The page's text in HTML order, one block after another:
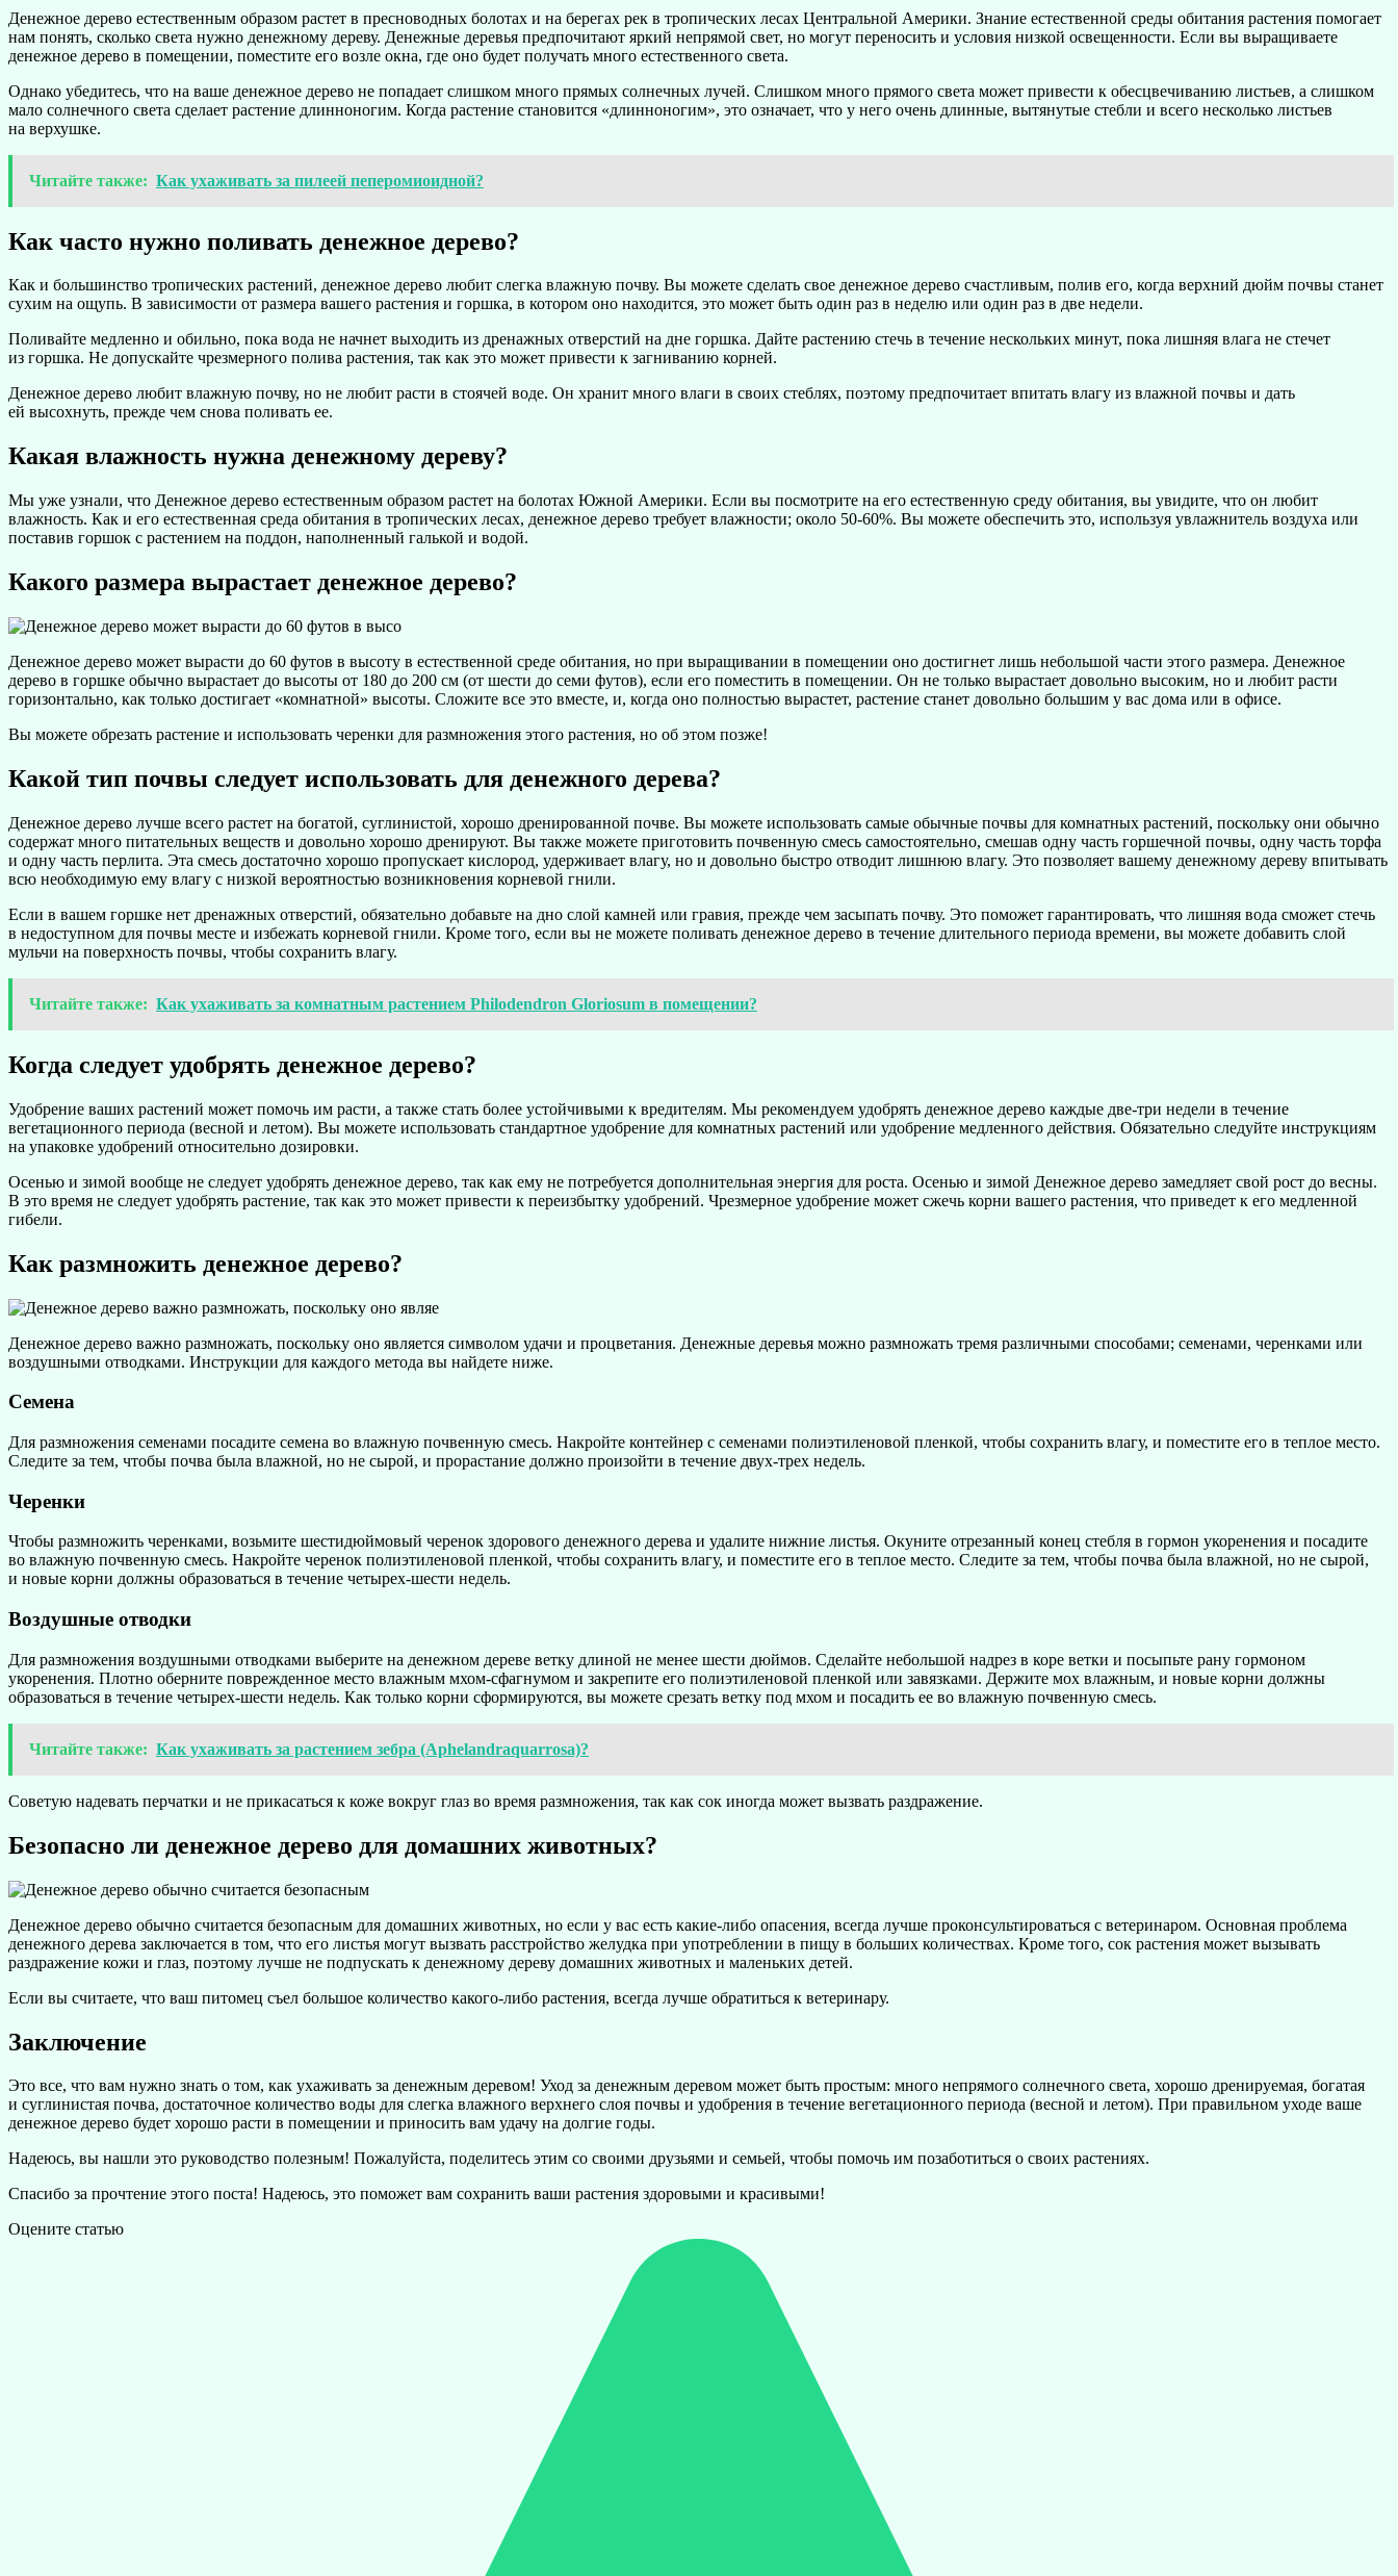
Денежное дерево естественным образом растет в пресноводных болотах и ​​на берегах рек в тропических лесах Центральной Америки. Знание естественной среды обитания растения помогает
нам понять, сколько света нужно денежному дереву. Денежные деревья предпочитают яркий непрямой свет, но могут переносить и условия низкой освещенности. Если вы выращиваете
денежное дерево в помещении, поместите его возле окна, где оно будет получать много естественного света.
Однако убедитесь, что на ваше денежное дерево не попадает слишком много прямых солнечных лучей. Слишком много прямого света может привести к обесцвечиванию листьев, а слишком
мало солнечного света сделает растение длинноногим. Когда растение становится «длинноногим», это означает, что у него очень длинные, вытянутые стебли и всего несколько листьев
на верхушке.
Читайте также: Как ухаживать за пилеей пеперомиоидной?
Как часто нужно поливать денежное дерево?
Как и большинство тропических растений, денежное дерево любит слегка влажную почву. Вы можете сделать свое денежное дерево счастливым, полив его, когда верхний дюйм почвы станет
сухим на ощупь. В зависимости от размера вашего растения и горшка, в котором оно находится, это может быть один раз в неделю или один раз в две недели.
Поливайте медленно и обильно, пока вода не начнет выходить из дренажных отверстий на дне горшка. Дайте растению стечь в течение нескольких минут, пока лишняя влага не стечет
из горшка. Не допускайте чрезмерного полива растения, так как это может привести к загниванию корней.
Денежное дерево любит влажную почву, но не любит расти в стоячей воде. Он хранит много влаги в своих стеблях, поэтому предпочитает впитать влагу из влажной почвы и дать
ей высохнуть, прежде чем снова поливать ее.
Какая влажность нужна денежному дереву?
Мы уже узнали, что Денежное дерево естественным образом растет на болотах Южной Америки. Если вы посмотрите на его естественную среду обитания, вы увидите, что он любит
влажность. Как и его естественная среда обитания в тропических лесах, денежное дерево требует влажности; около 50-60%. Вы можете обеспечить это, используя увлажнитель воздуха или
поставив горшок с растением на поддон, наполненный галькой и водой.
Какого размера вырастает денежное дерево?
Денежное дерево может вырасти до 60 футов в высоту в естественной среде обитания, но при выращивании в помещении оно достигнет лишь небольшой части этого размера. Денежное
дерево в горшке обычно вырастает до высоты от 180 до 200 см (от шести до семи футов), если его поместить в помещении. Он не только вырастает довольно высоким, но и любит расти
горизонтально, как только достигает «комнатной» высоты. Сложите все это вместе, и, когда оно полностью вырастет, растение станет довольно большим у вас дома или в офисе.
Вы можете обрезать растение и использовать черенки для размножения этого растения, но об этом позже!
Какой тип почвы следует использовать для денежного дерева?
Денежное дерево лучше всего растет на богатой, суглинистой, хорошо дренированной почве. Вы можете использовать самые обычные почвы для комнатных растений, поскольку они обычно
содержат много питательных веществ и довольно хорошо дренируют. Вы также можете приготовить почвенную смесь самостоятельно, смешав одну часть горшечной почвы, одну часть торфа
и одну часть перлита. Эта смесь достаточно хорошо пропускает кислород, удерживает влагу, но и довольно быстро отводит лишнюю влагу. Это позволяет вашему денежному дереву впитывать
всю необходимую ему влагу с низкой вероятностью возникновения корневой гнили.
Если в вашем горшке нет дренажных отверстий, обязательно добавьте на дно слой камней или гравия, прежде чем засыпать почву. Это поможет гарантировать, что лишняя вода сможет стечь
в недоступном для почвы месте и избежать корневой гнили. Кроме того, если вы не можете поливать денежное дерево в течение длительного периода времени, вы можете добавить слой
мульчи на поверхность почвы, чтобы сохранить влагу.
Читайте также: Как ухаживать за комнатным растением Philodendron Gloriosum в помещении?
Когда следует удобрять денежное дерево?
Удобрение ваших растений может помочь им расти, а также стать более устойчивыми к вредителям. Мы рекомендуем удобрять денежное дерево каждые две-три недели в течение
вегетационного периода (весной и летом). Вы можете использовать стандартное удобрение для комнатных растений или удобрение медленного действия. Обязательно следуйте инструкциям
на упаковке удобрений относительно дозировки.
Осенью и зимой вообще не следует удобрять денежное дерево, так как ему не потребуется дополнительная энергия для роста. Осенью и зимой Денежное дерево замедляет свой рост до весны.
В это время не следует удобрять растение, так как это может привести к переизбытку удобрений. Чрезмерное удобрение может сжечь корни вашего растения, что приведет к его медленной
гибели.
Как размножить денежное дерево?
Денежное дерево важно размножать, поскольку оно является символом удачи и процветания. Денежные деревья можно размножать тремя различными способами; семенами, черенками или
воздушными отводками. Инструкции для каждого метода вы найдете ниже.
Семена
Для размножения семенами посадите семена во влажную почвенную смесь. Накройте контейнер с семенами полиэтиленовой пленкой, чтобы сохранить влагу, и поместите его в теплое место.
Следите за тем, чтобы почва была влажной, но не сырой, и прорастание должно произойти в течение двух-трех недель.
Черенки
Чтобы размножить черенками, возьмите шестидюймовый черенок здорового денежного дерева и удалите нижние листья. Окуните отрезанный конец стебля в гормон укоренения и посадите
во влажную почвенную смесь. Накройте черенок полиэтиленовой пленкой, чтобы сохранить влагу, и поместите его в теплое место. Следите за тем, чтобы почва была влажной, но не сырой,
и новые корни должны образоваться в течение четырех-шести недель.
Воздушные отводки
Для размножения воздушными отводками выберите на денежном дереве ветку длиной не менее шести дюймов. Сделайте небольшой надрез в коре ветки и посыпьте рану гормоном
укоренения. Плотно оберните поврежденное место влажным мхом-сфагнумом и закрепите его полиэтиленовой пленкой или завязками. Держите мох влажным, и новые корни должны
образоваться в течение четырех-шести недель. Как только корни сформируются, вы можете срезать ветку под мхом и посадить ее во влажную почвенную смесь.
Читайте также: Как ухаживать за растением зебра (Aphelandraquarrosa)?
Советую надевать перчатки и не прикасаться к коже вокруг глаз во время размножения, так как сок иногда может вызвать раздражение.
Безопасно ли денежное дерево для домашних животных?
Денежное дерево обычно считается безопасным для домашних животных, но если у вас есть какие-либо опасения, всегда лучше проконсультироваться с ветеринаром. Основная проблема
денежного дерева заключается в том, что его листья могут вызвать расстройство желудка при употреблении в пищу в больших количествах. Кроме того, сок растения может вызывать
раздражение кожи и глаз, поэтому лучше не подпускать к денежному дереву домашних животных и маленьких детей.
Если вы считаете, что ваш питомец съел большое количество какого-либо растения, всегда лучше обратиться к ветеринару.
Заключение
Это все, что вам нужно знать о том, как ухаживать за денежным деревом! Уход за денежным деревом может быть простым: много непрямого солнечного света, хорошо дренируемая, богатая
и суглинистая почва, достаточное количество воды для слегка влажного верхнего слоя почвы и удобрения в течение вегетационного периода (весной и летом). При правильном уходе ваше
денежное дерево будет хорошо расти в помещении и приносить вам удачу на долгие годы.
Надеюсь, вы нашли это руководство полезным! Пожалуйста, поделитесь этим со своими друзьями и семьей, чтобы помочь им позаботиться о своих растениях.
Спасибо за прочтение этого поста! Надеюсь, это поможет вам сохранить ваши растения здоровыми и красивыми!
Оцените статью